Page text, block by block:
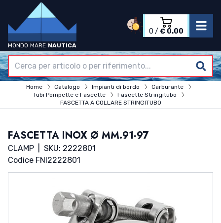
MONDO MARE NAUTICA
0 / € 0.00
Accedi
Home
Azienda
Catalogo
Contatti
Home Catalogo Impianti di bordo
Carburante
Tubi Pompette e Fascette
Fascette Stringitubo
FASCETTA A COLLARE STRINGITUBO
FASCETTA INOX Ø MM.91-97
CLAMP
SKU: 2222801
Codice FNI 2222801